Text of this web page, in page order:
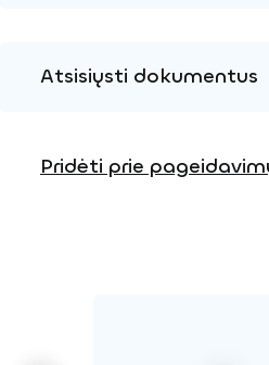
Atsisiųsti dokumentus
Pridėti prie